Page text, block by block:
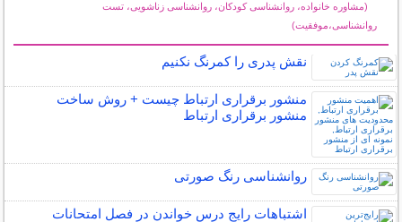
(مشاوره خانواده، روانشناسی کودکان، روانشناسی زناشویی، تست
روانشناسی،موفقیت)
نقش پدری را کمرنگ نکنیم
منشور برقراری ارتباط چیست + روش ساخت
منشور برقراری ارتباط
روانشناسی رنگ صورتی
اشتباهات رایج درس خواندن در فصل امتحانات